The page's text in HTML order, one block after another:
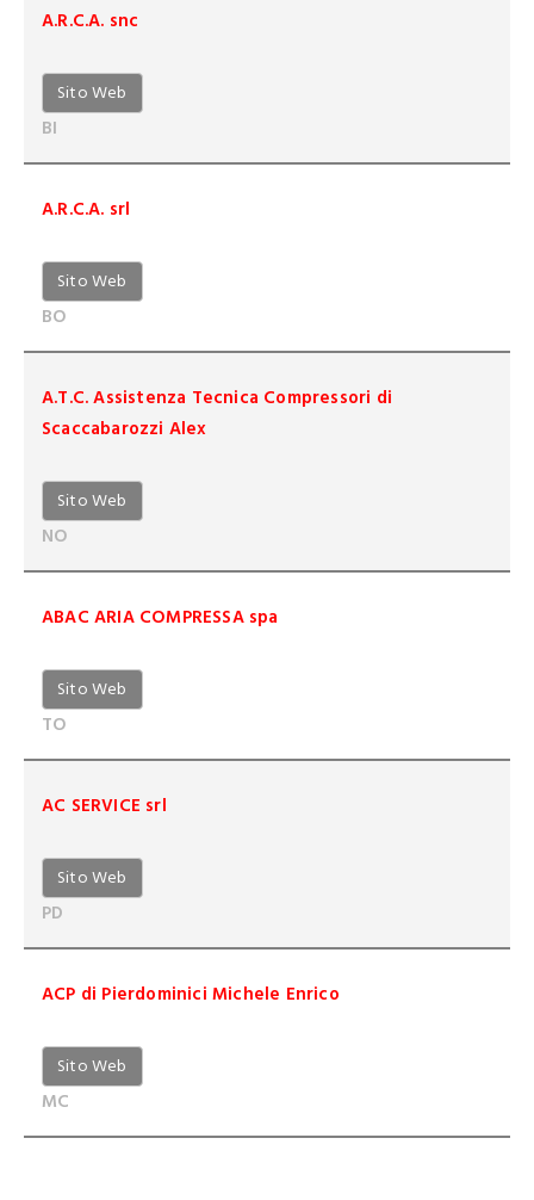
A.R.C.A. snc
Sito Web
BI
A.R.C.A. srl
Sito Web
BO
A.T.C. Assistenza Tecnica Compressori di
Scaccabarozzi Alex
Sito Web
NO
ABAC ARIA COMPRESSA spa
Sito Web
TO
AC SERVICE srl
Sito Web
PD
ACP di Pierdominici Michele Enrico
Sito Web
MC